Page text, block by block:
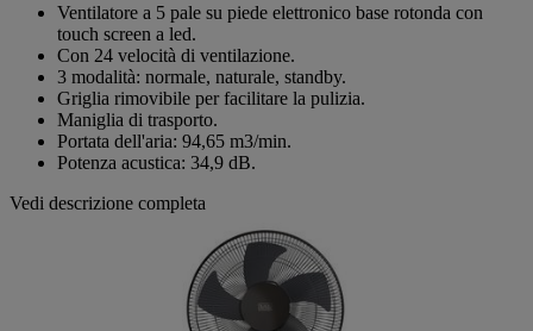
Ventilatore a 5 pale su piede elettronico base rotonda con
touch screen a led.
Con 24 velocità di ventilazione.
3 modalità: normale, naturale, standby.
Griglia rimovibile per facilitare la pulizia.
Maniglia di trasporto.
Portata dell'aria: 94,65 m3/min.
Potenza acustica: 34,9 dB.
Vedi descrizione completa